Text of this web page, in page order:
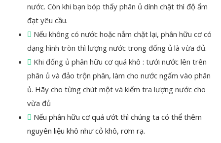
nước. Còn khi bạn bóp thấy phân ủ dính chặt thì độ ẩm
đạt yêu cầu.
Nếu không có nước hoặc nắm chặt lại, phân hữu cơ có
dạng hình tròn thì lượng nước trong đống ủ là vừa đủ.
Khi đống ủ phân hữu cơ quá khô : tưới nước lên trên
phân ủ và đảo trộn phân, làm cho nước ngấm vào phân
ủ. Hãy cho từng chút một và kiểm tra lượng nước cho
vừa đủ
Nếu phân hữu cơ quá ướt thì chúng ta có thể thêm
nguyên liệu khô như cỏ khô, rơm rạ.